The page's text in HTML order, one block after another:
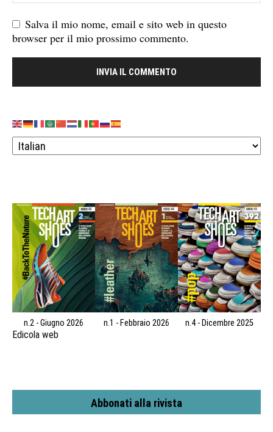
Salva il mio nome, email e sito web in questo
browser per il mio prossimo commento.
n.2 - Giugno 2026 n.1 - Febbraio 2026 n.4 - Dicembre 2025
Edicola web
Abbonati alla rivista